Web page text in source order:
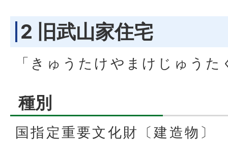
2 旧武山家住宅
「きゅうたけやまけじゅうた
種別
国指定重要文化財〔建造物〕